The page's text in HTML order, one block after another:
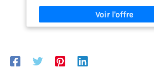
ERGONOMIQUE : Tondez votre pelouse
pendant vos travaux de jardinage.
ramassage de 40l pour un travail
retraite. LIBERTE SANS FIL : Travail